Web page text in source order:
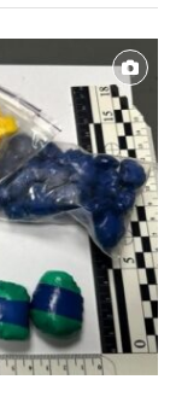
102
сообщила, что
имеет при себе